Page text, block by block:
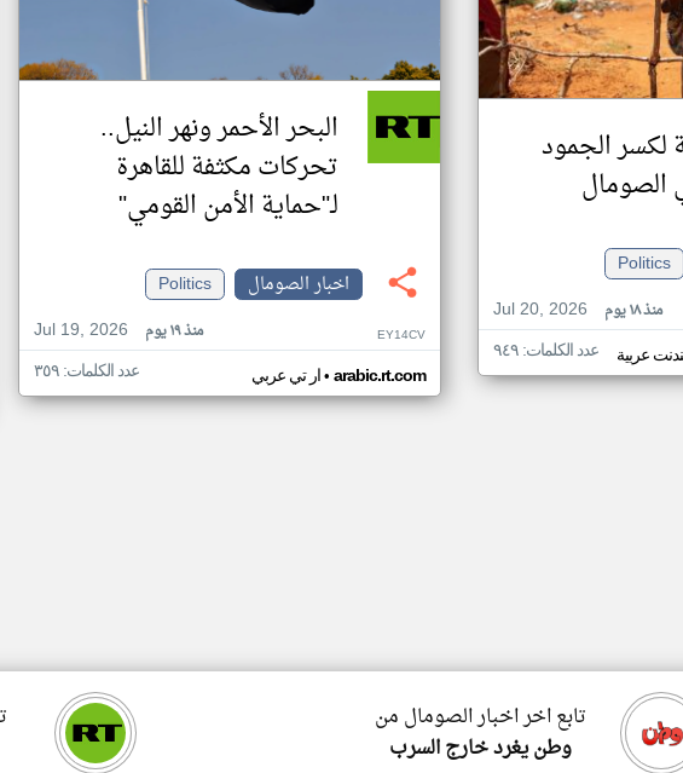
لكسر الجمود
الصومال
Politics
Jul 20, 2026
منذ ١٨ يوم
عربية عدد الكلمات: ٩٤٩
البحر الأحمر ونهر النيل..
تحركات مكثفة للقاهرة
لـ"حماية الأمن القومي"
اخبار الصومال
Politics
Jul 19, 2026
منذ ١٩ يوم EY14CV
ار تي عربي• arabic.rt.com عدد الكلمات: ٣٥٩
تابع اخر اخبار الصومال من
وطن يغرد خارج السرب